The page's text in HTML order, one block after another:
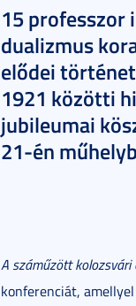
15 professzor
dualizmus
elődei
1921 közötti
jubileumai
21-én
A száműzött kolozsvári
konferenciát,